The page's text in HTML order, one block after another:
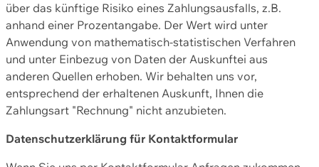
über das künftige Risiko eines Zahlungsausfalls, z.B.
anhand einer Prozentangabe. Der Wert wird unter
Anwendung von mathematisch-statistischen Verfahren
und unter Einbezug von Daten der Auskunftei aus
anderen Quellen erhoben. Wir behalten uns vor,
entsprechend der erhaltenen Auskunft, Ihnen die
Zahlungsart "Rechnung" nicht anzubieten.
Datenschutzerklärung für Kontaktformular